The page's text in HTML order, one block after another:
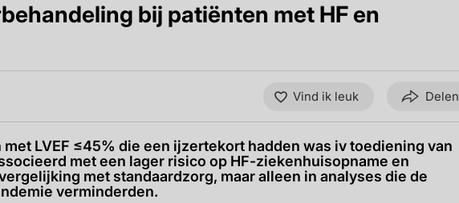
bij patiënten met HF en
Vind ik leuk Delen
LVEF ≤45% die een ijzertekort hadden was iv toediening van
met een lager risico op HF-ziekenhuisopname en
met standaardzorg, maar alleen in analyses die de
verminderden.